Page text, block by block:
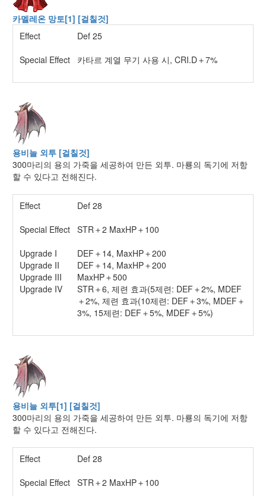
카멜레온 망토[1] [걸칠것]
Effect
Def 25
Special Effect
카타르 계열 무기 사용 시, CRI.D＋7%
용비늘 외투 [걸칠것]
300마리의 용의 가죽을 세공하여 만든 외투. 마룡의 독기에 저항
할 수 있다고 전해진다.
Effect
Def 28
Special Effect STR＋2 MaxHP＋100
Upgrade I
DEF＋14, MaxHP＋200
Upgrade II
DEF＋14, MaxHP＋200
Upgrade III
MaxHP＋500
Upgrade IV
STR＋6, 제련 효과(5제련: DEF＋2%, MDEF
＋2%, 제련 효과(10제련: DEF＋3%, MDEF＋
3%, 15제련: DEF＋5%, MDEF＋5%)
용비늘 외투[1] [걸칠것]
300마리의 용의 가죽을 세공하여 만든 외투. 마룡의 독기에 저항
할 수 있다고 전해진다.
Effect
Def 28
Special Effect STR＋2 MaxHP＋100